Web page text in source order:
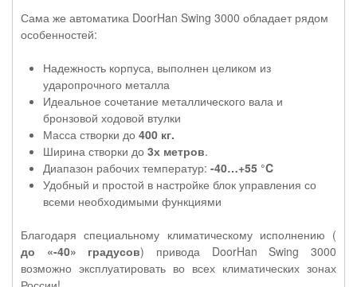
Сама же автоматика DoorHan Swing 3000 обладает рядом
особенностей:
Надежность корпуса, выполнен целиком из
ударопрочного металла
Идеальное сочетание металлического вала и
бронзовой ходовой втулки
Масса створки до 400 кг.
Ширина створки до 3х метров.
Диапазон рабочих температур: -40…+55 °C
Удобный и простой в настройке блок управления со
всеми необходимыми функциями
Благодаря специальному климатическому исполнению (
до «-40» градусов) привода DoorHan Swing 3000
возможно эксплуатировать во всех климатических зонах